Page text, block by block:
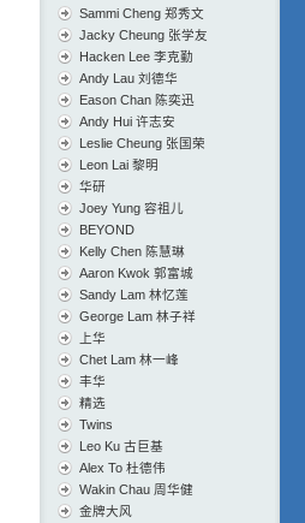
Sammi Cheng 郑秀文
Jacky Cheung 张学友
Hacken Lee 李克勤
Andy Lau 刘德华
Eason Chan 陈奕迅
Andy Hui 许志安
Leslie Cheung 张国荣
Leon Lai 黎明
华研
Joey Yung 容祖儿
BEYOND
Kelly Chen 陈慧琳
Aaron Kwok 郭富城
Sandy Lam 林忆莲
George Lam 林子祥
上华
Chet Lam 林一峰
丰华
精选
Twins
Leo Ku 古巨基
Alex To 杜德伟
Wakin Chau 周华健
金牌大风